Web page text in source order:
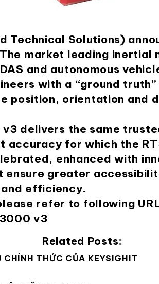
Technical Solutions)
market leading inertial
and autonomous
with a “ground truth”
position, orientation and
delivers the same
accuracy for which the
enhanced with
ensure greater
efficiency.
refer to following
v3
Related Posts:
THỨC CỦA KEYSIGHIT